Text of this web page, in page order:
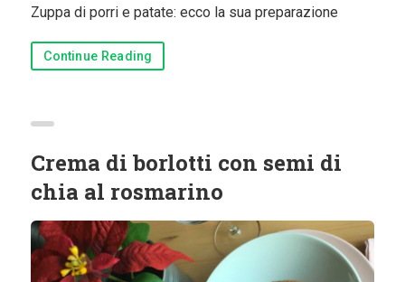
Zuppa di porri e patate: ecco la sua preparazione
Continue Reading
Crema di borlotti con semi di
chia al rosmarino